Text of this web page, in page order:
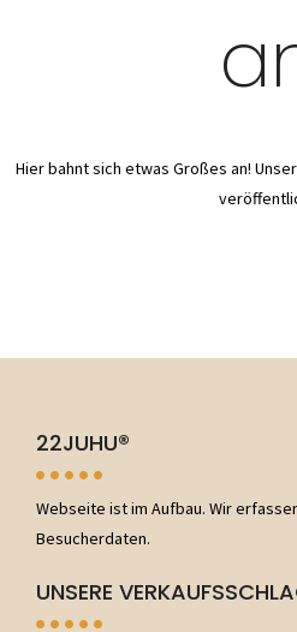
Hier bahnt sich etwas Großes an!
22JUHU®
Webseite ist im Aufbau. Wir
Besucherdaten.
UNSERE